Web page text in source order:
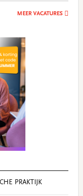
MEER VACATURES
PRAKTIJK